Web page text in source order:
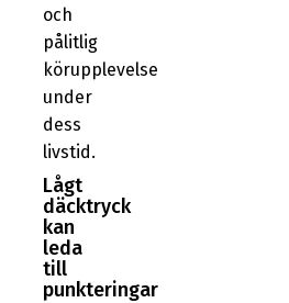
och
pålitlig
körupplevelse
under
dess
livstid.
Lågt
däcktryck
kan
leda
till
punkteringar